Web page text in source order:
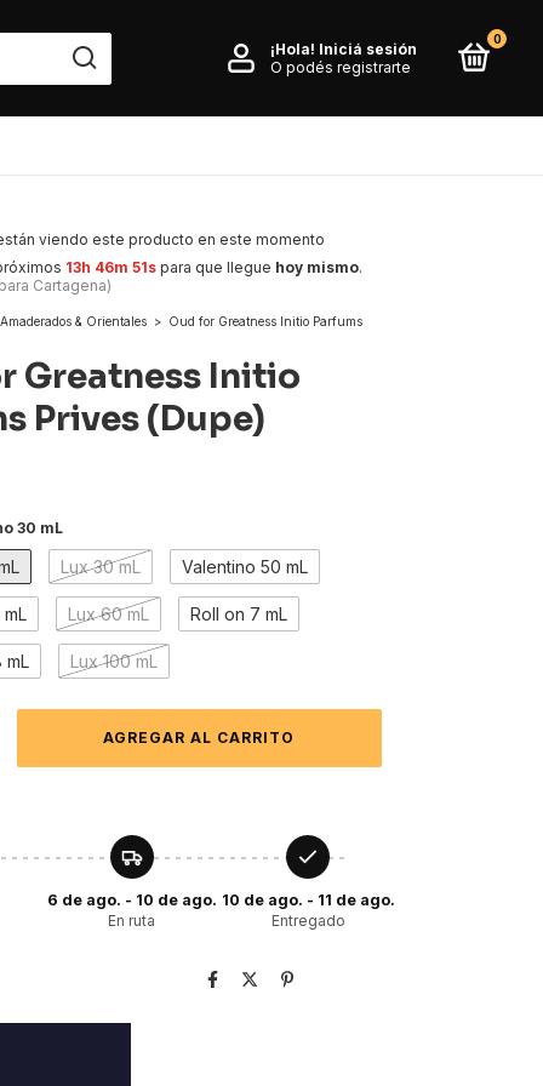
¡Hola! Iniciá sesión
O podés registrarte
0
viendo este producto en este momento
13h 46m 50s para que lleguehoy mismo
Cartagena)
Amaderados & Orientales > Oud for Greatness Initio Parfums
Greatness Initio
Prives (Dupe)
30 mL
Lux 30 mL Valentino 50 mL
Lux 60 mL Roll on 7 mL
mL Lux 100 mL
6 de ago. - 10 de ago.
En ruta
10 de ago. - 11 de ago.
Entregado